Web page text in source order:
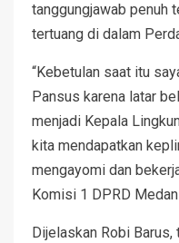
tanggungjawab penuh
tertuang di dalam
“Kebetulan saat itu
Pansus karena latar
menjadi Kepala
kita mendapatkan
mengayomi dan
Komisi 1 DPRD
Dijelaskan Robi